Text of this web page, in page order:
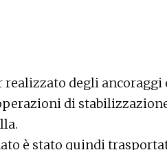
realizzato degli ancoraggi
di
è stato quindi